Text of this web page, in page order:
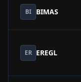
BI BIMAS
ER EREGL